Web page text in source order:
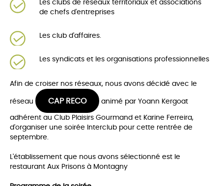
Les clubs de réseaux territoriaux et associations
de chefs d'entreprises
Les club d'affaires.
Les syndicats et les organisations professionnelles
Afin de croiser nos réseaux, nous avons décidé avec le
réseau CAP RECO animé par Yoann Kergoat
adhérent au Club Plaisirs Gourmand et Karine Ferreira,
d'organiser une soirée Interclub pour cette rentrée de
septembre.
L'établissement que nous avons sélectionné est le
restaurant Aux Prisons à Montagny